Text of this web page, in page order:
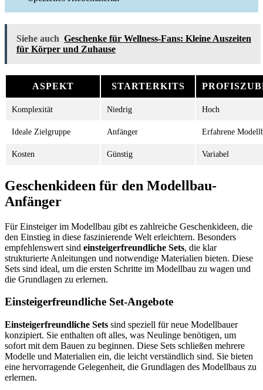
Siehe auch Geschenke für Wellness-Fans: Kleine Auszeiten
für Körper und Zuhause
ASPEKT STARTERKITS
Komplexität Niedrig Hoch
Ideale Zielgruppe Anfänger Erfahrene
Kosten Günstig Variabel
Geschenkideen für den Modellbau-
Anfänger
Für Einsteiger im Modellbau gibt es zahlreiche Geschenkideen, die
den Einstieg in diese faszinierende Welt erleichtern. Besonders
empfehlenswert sind einsteigerfreundliche Sets, die klar
strukturierte Anleitungen und notwendige Materialien bieten. Diese
Sets sind ideal, um die ersten Schritte im Modellbau zu wagen und
die Grundlagen zu erlernen.
Einsteigerfreundliche Set-Angebote
Einsteigerfreundliche Sets sind speziell für neue Modellbauer
konzipiert. Sie enthalten oft alles, was Neulinge benötigen, um
sofort mit dem Bauen zu beginnen. Diese Sets schließen mehrere
Modelle und Materialien ein, die leicht verständlich sind. Sie bieten
eine hervorragende Gelegenheit, die Grundlagen des Modellbaus zu
erlernen.